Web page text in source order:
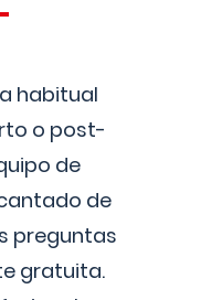
habitual
o post-
de
de
preguntas
gratuita.